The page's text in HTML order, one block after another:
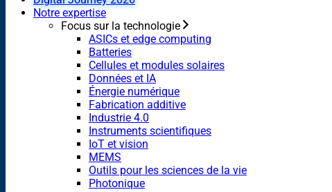
Notre expertise
Focus sur la technologie
ASICs et edge computing
Batteries
Cellules et modules solaires
Données et IA
Énergie numérique
Fabrication additive
Industrie 4.0
Instruments scientifiques
IoT et vision
MEMS
Outils pour les sciences de la vie
Photonique